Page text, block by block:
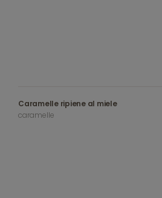
Caramelle ripiene al miele
caramelle